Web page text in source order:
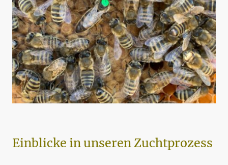
Einblicke in unseren Zuchtprozess